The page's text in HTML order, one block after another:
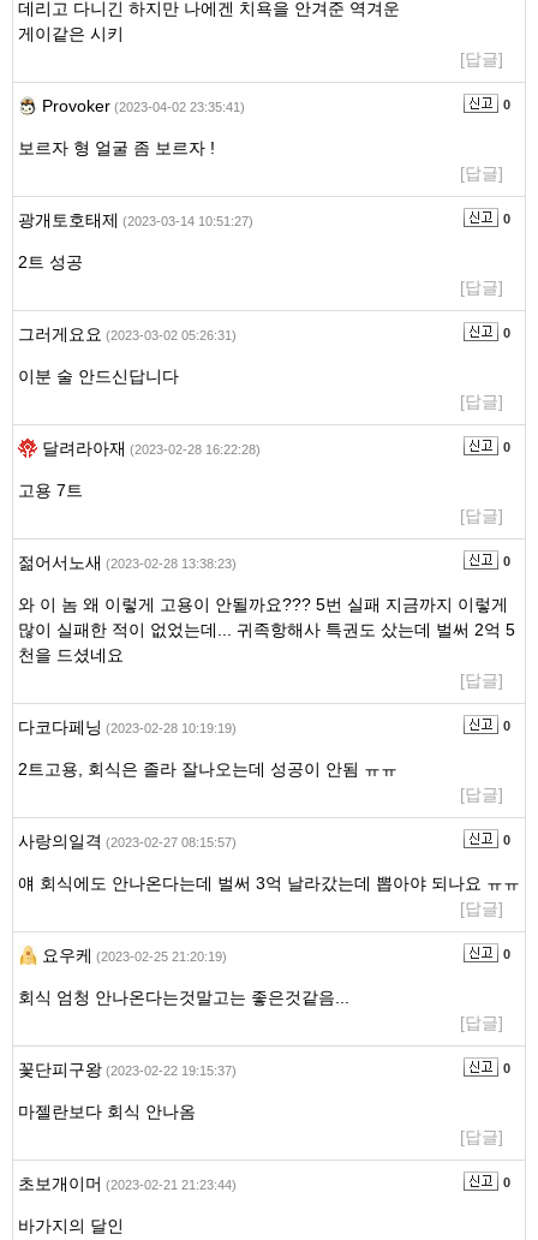
데리고 다니긴 하지만 나에겐 치욕을 안겨준 역겨운
게이같은 시키
[답글]
Provoker (2023-04-02 23:35:41) 0
보르자 형 얼굴 좀 보르자 !
[답글]
광개토호태제 (2023-03-14 10:51:27) 0
2트 성공
[답글]
그러게요요 (2023-03-02 05:26:31) 0
이분 술 안드신답니다
[답글]
달려라아재 (2023-02-28 16:22:28) 0
고용 7트
[답글]
젊어서노새 (2023-02-28 13:38:23) 0
와 이 놈 왜 이렇게 고용이 안될까요??? 5번 실패 지금까지 이렇게
많이 실패한 적이 없었는데... 귀족항해사 특권도 샀는데 벌써 2억 5
천을 드셨네요
[답글]
다코다페닝 (2023-02-28 10:19:19) 0
2트고용, 회식은 졸라 잘나오는데 성공이 안됨 ㅠㅠ
[답글]
사랑의일격 (2023-02-27 08:15:57) 0
얘 회식에도 안나온다는데 벌써 3억 날라갔는데 뽑아야 되나요 ㅠㅠ
[답글]
요우케 (2023-02-25 21:20:19) 0
회식 엄청 안나온다는것말고는 좋은것같음...
[답글]
꽃단피구왕 (2023-02-22 19:15:37) 0
마젤란보다 회식 안나옴
[답글]
초보개이머 (2023-02-21 21:23:44) 0
바가지의 달인